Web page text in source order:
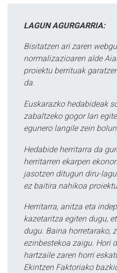
LAGUN AGURGARRIA:
Bisitatzen ari zaren
normalizazioaren alde
proiektu berrituak
da.
Euskarazko hedabideak
zabaltzeko gogor lan
egunero langile zein
Hedabide herritarra da
herritarren ekarpen
jasotzen ditugun diru-
ez baitira nahikoa
Herritarra, anitza eta
kazetaritza egiten dugu,
dugu. Baina horretarako,
ezinbestekoa zaigu. Hori
hartzaile zaren horri
Ekintzen Faktoriako